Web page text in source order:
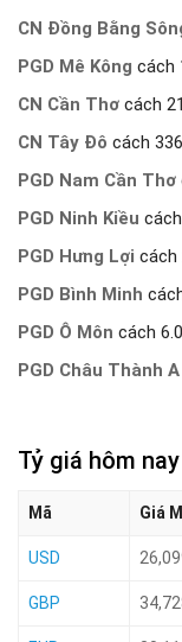
CN Đồng Bằng
PGD Mê Kông cách
CN Cần Thơ cách
CN Tây Đô cách
PGD Nam Cần Thơ
PGD Ninh Kiều
PGD Hưng Lợi cách
PGD Bình Minh
PGD Ô Môn cách
PGD Châu Thành A
Tỷ giá hôm nay
Mã Giá
USD
GBP